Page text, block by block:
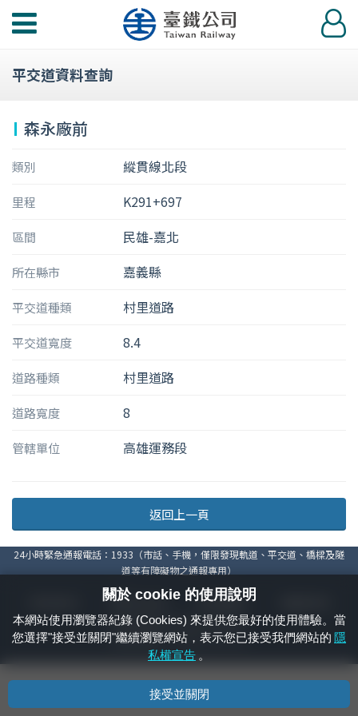
功
選
登
入
平交道資料查詢
森永廠前
類別 縱貫線北段
里程 K291+697
區間 民雄-嘉北
所在縣市 嘉義縣
平交道種類 村里道路
平交道寬度 8.4
道路種類 村里道路
道路寬度 8
管轄單位 高雄運務段
返回上一頁
24小時緊急通報電話：1933（市話、手機，僅限發現軌道、平交道、橋樑及隧
道等有障礙物之通報專用）
資通安全政策 著作權聲明
國營臺灣鐵路股份有限公司 © 版權所有
本頁產生時間： 2026/08/06 18:21:45
關於 cookie 的使用說明
本網站使用瀏覽器紀錄 (Cookies) 來提供您最好的使用體驗。當
您選擇"接受並關閉"繼續瀏覽網站，表示您已接受我們網站的 隱
私權宣告 。
接受並關閉